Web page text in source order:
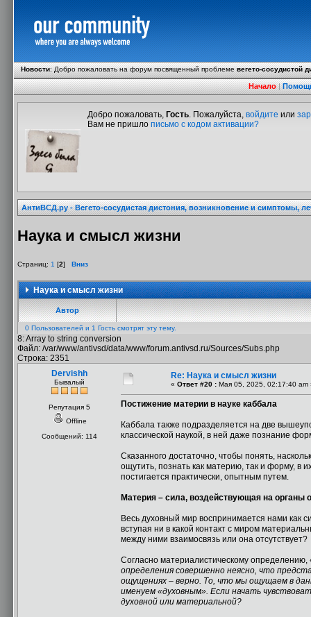
Новости:Добро пожаловать на форум посвященный проблемевегето-сосудистой
Начало|
Добро пожаловать, Гость. Пожалуйста, войдите или
Вам не пришло письмо с кодом активации?
АнтиВСД.ру - Вегето-сосудистая дистония, возникновение и симптомы,
Наука и смысл жизни
Страниц: 1 [2] Вниз
Наука и смысл жизни
Автор
0 Пользователей и 1 Гость смотрят эту тему.
8: Array to string conversion
Файл: /var/www/antivsd/data/www/forum.antivsd.ru/Sources/Subs.php
Строка: 2351
Dervishh
Бывалый
Репутация 5
Offline
Сообщений: 114
Re: Наука и смысл жизни
« Ответ #20 : Мая 05, 2025, 02:17:40 am
Постижение материи в науке каббала
Каббала также подразделяется на две
классической наукой, в ней даже познание
Сказанного достаточно, чтобы понять,
ощутить, познать как материю, так и форму, в
постигается практически, опытным путем.
Материя – сила, воздействующая на органы
Весь духовный мир воспринимается нами как
вступая ни в какой контакт с миром
между ними взаимосвязь или она отсутствует?
Согласно материалистическому
определения совершенно неясно, что
ощущениях – верно. То, что мы ощущаем в
именуем «духовным». Если начать
духовной или материальной?